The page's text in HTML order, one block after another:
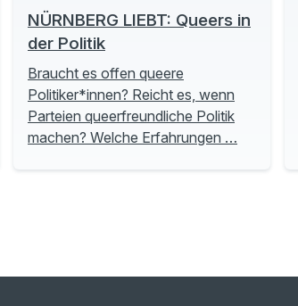
NÜRNBERG LIEBT: Queers in
der Politik
Braucht es offen queere
Politiker*innen? Reicht es, wenn
Parteien queerfreundliche Politik
machen? Welche Erfahrungen …